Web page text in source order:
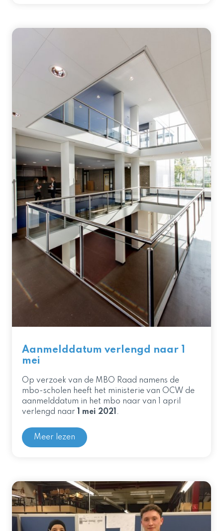
Aanmelddatum verlengd naar 1
mei
Op verzoek van de MBO Raad namens de
mbo-scholen heeft het ministerie van OCW de
aanmelddatum in het mbo naar van 1 april
verlengd naar
1 mei 2021 .
Meer lezen